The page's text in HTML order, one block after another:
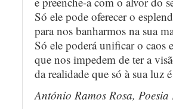
Só ele pode oferecer o
para nos banharmos na sua
Só ele poderá unificar o caos
que nos impedem de ter a
da realidade que só à sua luz
António Ramos Rosa,